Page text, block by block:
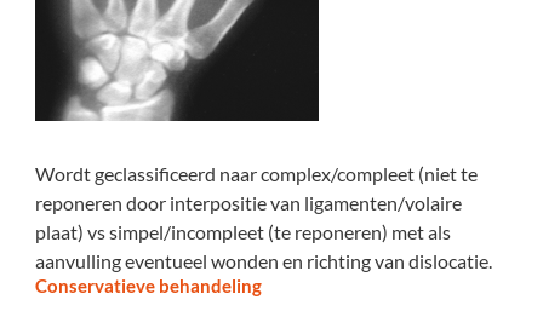
Wordt geclassificeerd naar complex/compleet (niet te
reponeren door interpositie van ligamenten/volaire
plaat) vs simpel/incompleet (te reponeren) met als
aanvulling eventueel wonden en richting van dislocatie.
Conservatieve behandeling